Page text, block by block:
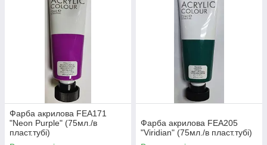
Фарба акрилова FEA171
"Neon Purple" (75мл./в
пласт.тубі)
Фарба акрилова FEA205
"Viridian" (75мл./в пласт.тубі)